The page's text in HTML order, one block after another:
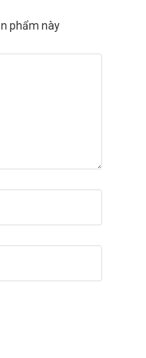
xuất theo dây
của Dadi
gặp phải để có biện
sản phẩm hoặc gia
phẩm này